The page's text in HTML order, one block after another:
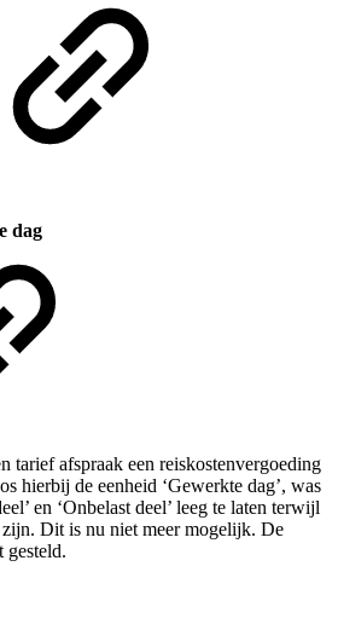
dag
tarief afspraak een reiskostenvergoeding
hierbij de eenheid ‘Gewerkte dag’, was
en ‘Onbelast deel’ leeg te laten terwijl
Dit is nu niet meer mogelijk. De
gesteld.